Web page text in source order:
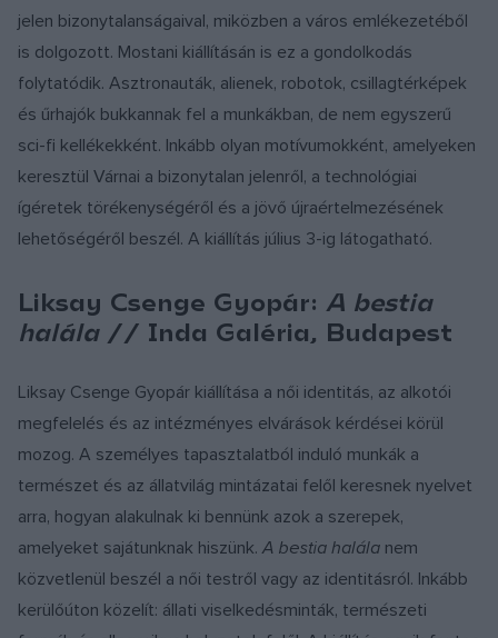
jelen bizonytalanságaival, miközben a város emlékezetéből
is dolgozott. Mostani kiállításán is ez a gondolkodás
folytatódik. Asztronauták, alienek, robotok, csillagtérképek
és űrhajók bukkannak fel a munkákban, de nem egyszerű
sci-fi kellékekként. Inkább olyan motívumokként, amelyeken
keresztül Várnai a bizonytalan jelenről, a technológiai
ígéretek törékenységéről és a jövő újraértelmezésének
lehetőségéről beszél. A kiállítás július 3-ig látogatható.
Liksay Csenge Gyopár: A bestia
halála// Inda Galéria, Budapest
Liksay Csenge Gyopár kiállítása a női identitás, az alkotói
megfelelés és az intézményes elvárások kérdései körül
mozog. A személyes tapasztalatból induló munkák a
természet és az állatvilág mintázatai felől keresnek nyelvet
arra, hogyan alakulnak ki bennünk azok a szerepek,
amelyeket sajátunknak hiszünk.A bestia halála nem
közvetlenül beszél a női testről vagy az identitásról. Inkább
kerülőúton közelít: állati viselkedésminták, természeti